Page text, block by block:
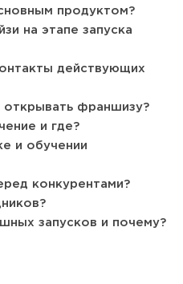
мероприятия месяца
продуктом?
на этапе запуска
действующих
открывать франшизу?
и где?
и обучении
конкурентами?
запусков и почему?